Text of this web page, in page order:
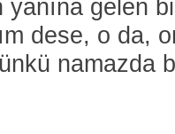
yanına gelen
dese, o da,
namazda